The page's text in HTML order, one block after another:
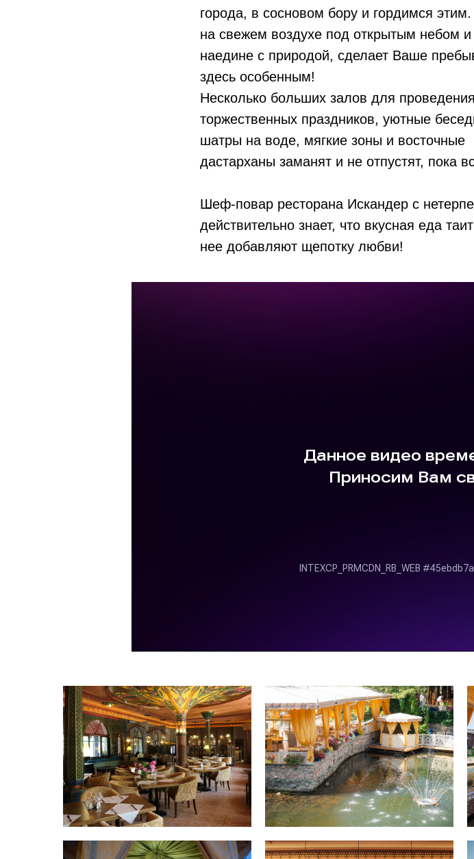
города, в сосновом бору и гордимся
на свежем воздухе под открытым небом и
наедине с природой, сделает Ваше
здесь особенным!
Несколько больших залов для проведения
торжественных праздников, уютные
шатры на воде, мягкие зоны и восточные
дастарханы заманят и не отпустят, пока
Шеф-повар ресторана Искандер с
действительно знает, что вкусная еда
нее добавляют щепотку любви!